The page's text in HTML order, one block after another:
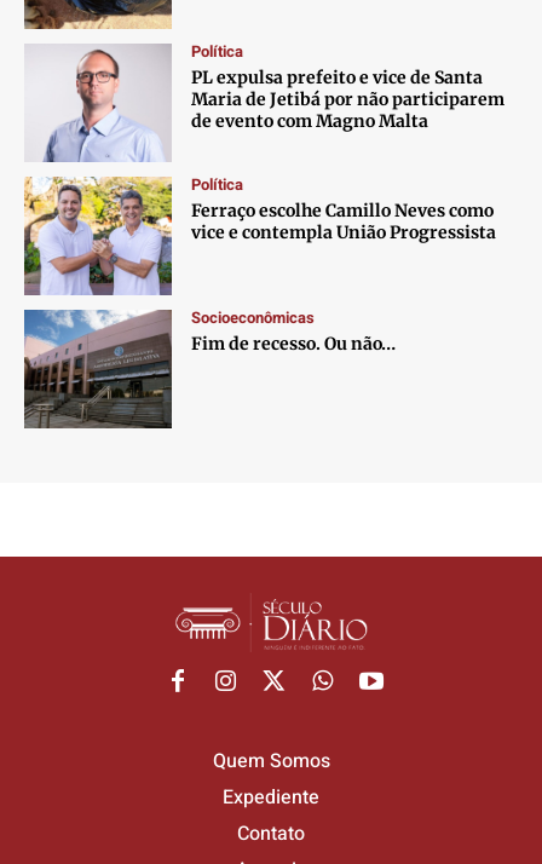
Política
PL expulsa prefeito e vice de Santa
Maria de Jetibá por não participarem
de evento com Magno Malta
Política
Ferraço escolhe Camillo Neves como
vice e contempla União Progressista
Socioeconômicas
Fim de recesso. Ou não…
Quem Somos
Expediente
Contato